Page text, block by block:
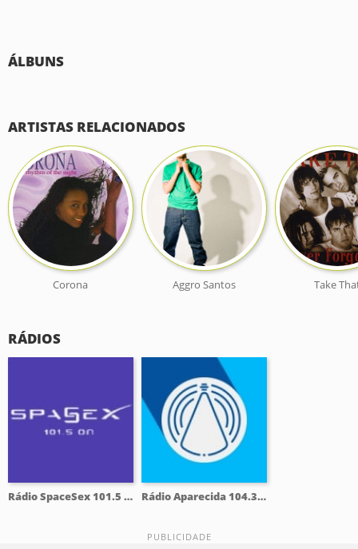
ÁLBUNS
ARTISTAS RELACIONADOS
Corona Aggro Santos Take
RÁDIOS
Rádio SpaceSex 101.5 FM Rádio Aparecida 104.3 FM